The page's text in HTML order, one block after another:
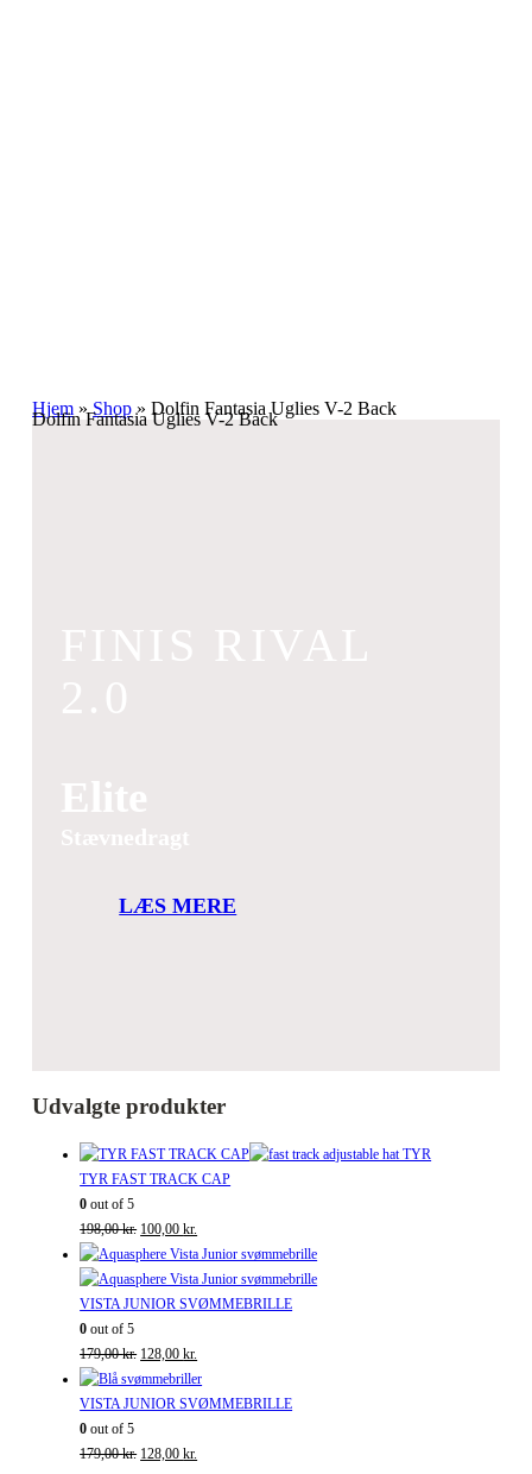
Hjem »Shop»Dolfin Fantasia Uglies V-2 Back
Dolfin Fantasia Uglies V-2 Back
LÆS MERE
Udvalgte produkter
TYR FAST TRACK CAP
0 out of 5
198,00kr. Den
oprindelige
pris
var:
100,00kr.
aktuelle
pris
er:
VISTA JUNIOR SVØMMEBRILLE
0 out of 5
179,00kr. Den
oprindelige
pris
179,00 kr..
128,00kr.
aktuelle
pris
VISTA JUNIOR SVØMMEBRILLE
0 out of 5
179,00kr. Den
128,00kr.